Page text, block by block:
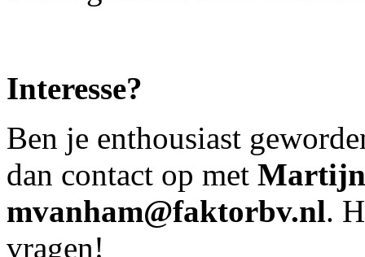
Interesse?
Ben je enthousiast
dan contact op met
mvanham@faktorbv.nl.
vragen!